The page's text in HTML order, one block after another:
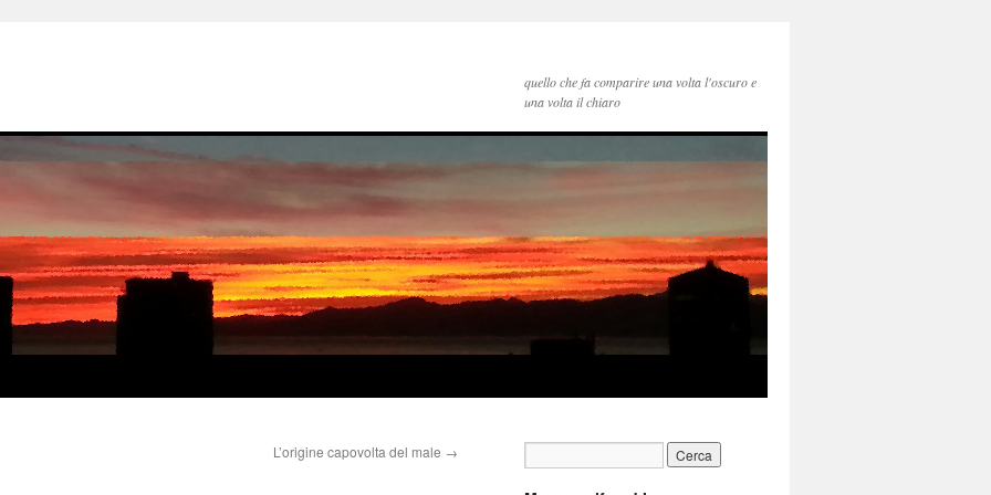
quello che fa comparire una volta l'oscuro e
una volta il chiaro
L’origine capovolta del male →